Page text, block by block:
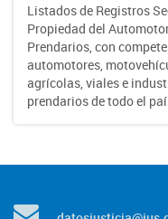
Listados de Registros
Propiedad del
Prendarios, con
automotores,
agrícolas, viales e
prendarios de todo el